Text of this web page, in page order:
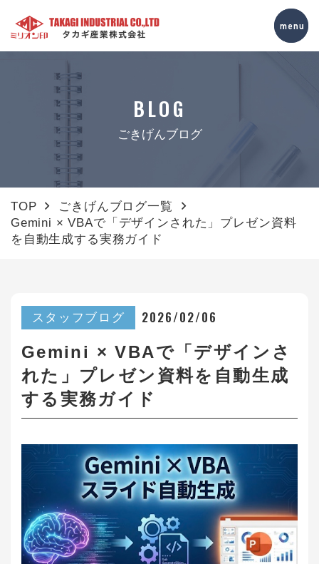
BLOG
ごきげんブログ
TOP
ごきげんブログ一覧
Gemini × VBAで「デザインされた」プレゼン資料
を自動生成する実務ガイド
スタッフブログ 2026/02/06
Gemini × VBAで「デザインさ
れた」プレゼン資料を自動生成
する実務ガイド